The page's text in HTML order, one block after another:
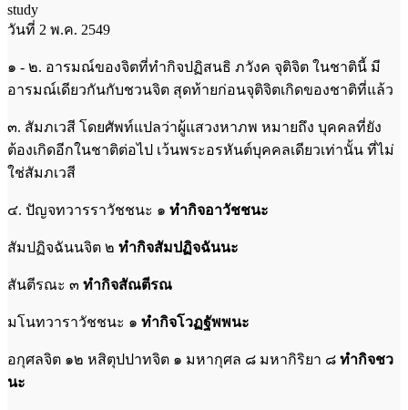
study
วันที่ 2 พ.ค. 2549
๑ - ๒. อารมณ์ของจิตที่ทำกิจปฏิสนธิ ภวังค จุติจิต ในชาตินี้ มี
อารมณ์เดียวกันกับชวนจิต สุดท้ายก่อนจุติจิตเกิดของชาติที่แล้ว
๓. สัมภเวสี โดยศัพท์แปลว่าผู้แสวงหาภพ หมายถึง บุคคลที่ยัง
ต้องเกิดอีกในชาติต่อไป เว้นพระอรหันต์บุคคลเดียวเท่านั้น ที่ไม่
ใช่สัมภเวสี
๔. ปัญจทวารราวัชชนะ ๑ ทำกิจอาวัชชนะ
สัมปฏิจฉันนจิต ๒ ทำกิจสัมปฏิจฉันนะ
สันตีรณะ ๓ ทำกิจสัณตีรณ
มโนทวาราวัชชนะ ๑ ทำกิจโวฏฐัพพนะ
อกุศลจิต ๑๒ หสิตุปปาทจิต ๑ มหากุศล ๘ มหากิริยา ๘ ทำกิจชว
นะ